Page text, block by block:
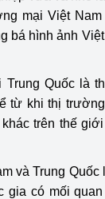
mại Việt
bá hình ảnh
Quốc là
từ khi thị
trên thế
và Trung
gia có mối